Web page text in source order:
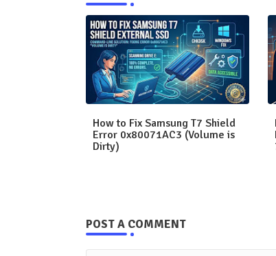
How to Fix Samsung T7 Shield
Error 0x80071AC3 (Volume is
Dirty)
POST A COMMENT